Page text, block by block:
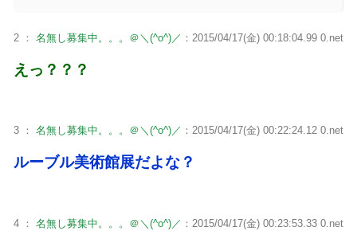
2 ： 名無し募集中。。。＠＼(^o^)／ ：2015/04/17(金) 00:18:04.99 0.net
えっ？？？
3 ： 名無し募集中。。。＠＼(^o^)／ ：2015/04/17(金) 00:22:24.12 0.net
ルーブル美術館展だよな？
4 ： 名無し募集中。。。＠＼(^o^)／ ：2015/04/17(金) 00:23:53.33 0.net